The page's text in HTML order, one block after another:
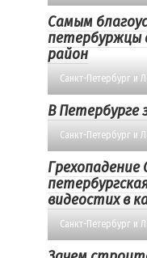
Самым
район
Санкт-Петербург и
В Петербурге
Санкт-Петербург и
Грехопадение
видеостих в
Санкт-Петербург и